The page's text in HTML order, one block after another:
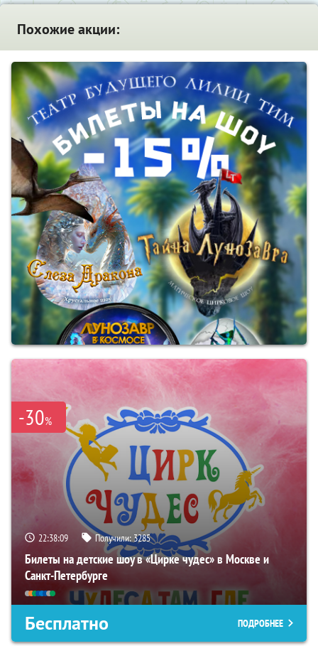
Похожие акции:
-30%
22:38:07 Получили: 3285
Билеты на детские шоу в «Цирке чудес» в Москве и
Санкт-Петербурге
Бесплатно ПОДРОБНЕЕ